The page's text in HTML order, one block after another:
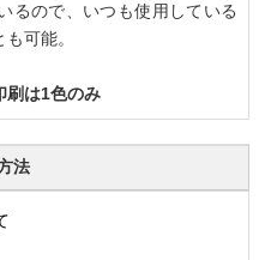
るので、いつも使用している
可能。
刷は1色のみ
法